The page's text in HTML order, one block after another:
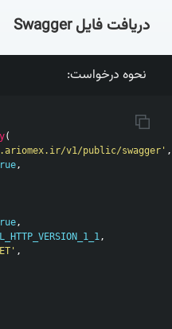
دریافت فایل Swagger
نحوه درخواست:
(
v1/public/swagger' ,
,
,
,
,